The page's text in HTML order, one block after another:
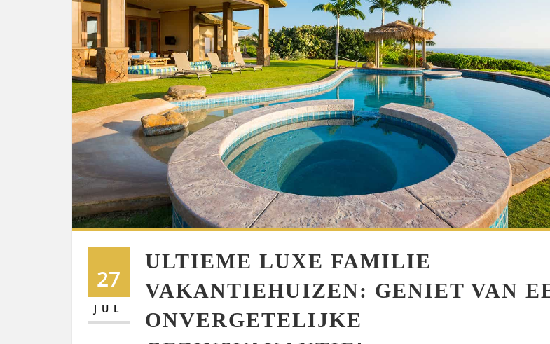
27
JUL
ULTIEME LUXE FAMILIE
VAKANTIEHUIZEN: GENIET VAN
ONVERGETELIJKE